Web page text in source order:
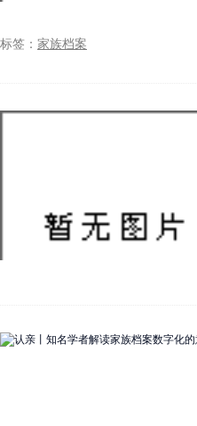
标签： 家族档案